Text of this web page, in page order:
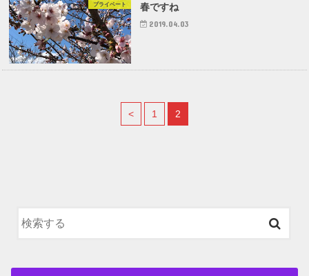
プライベート 春ですね
2019.04.03
< 1 2